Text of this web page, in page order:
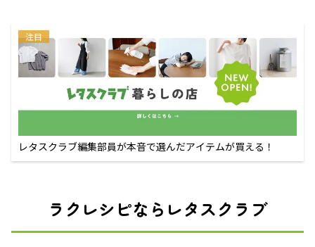
注目
レタスクラブ編集部員が本音で選んだアイテムが買える！
ラクレシピならレタスクラブ